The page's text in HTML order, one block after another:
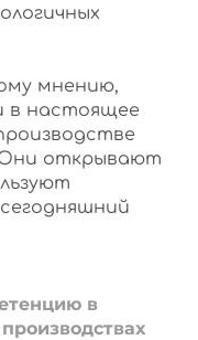
мнению,
в настоящее
Они открывают
в